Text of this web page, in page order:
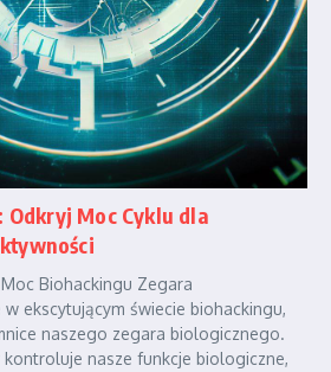
Moc Cyklu dla
Biohackingu Zegara
ekscytującym świecie biohackingu,
naszego zegara biologicznego.
nasze funkcje biologiczne,